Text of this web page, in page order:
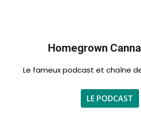
Homegrown
Le fameux podcast et chaîne
LE PODCAST